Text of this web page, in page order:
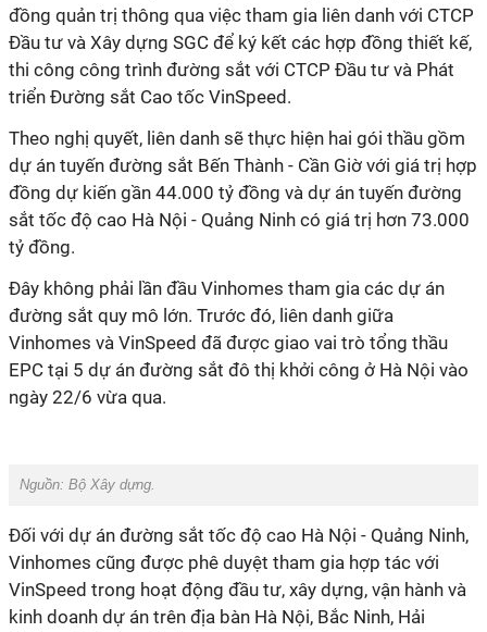
đồng quản trị thông qua việc tham gia liên danh với CTCP
Đầu tư và Xây dựng SGC để ký kết các hợp đồng thiết kế,
thi công công trình đường sắt với CTCP Đầu tư và Phát
triển Đường sắt Cao tốc VinSpeed.
Theo nghị quyết, liên danh sẽ thực hiện hai gói thầu gồm
dự án tuyến đường sắt Bến Thành - Cần Giờ với giá trị hợp
đồng dự kiến gần 44.000 tỷ đồng và dự án tuyến đường
sắt tốc độ cao Hà Nội - Quảng Ninh có giá trị hơn 73.000
tỷ đồng.
Đây không phải lần đầu Vinhomes tham gia các dự án
đường sắt quy mô lớn. Trước đó, liên danh giữa
Vinhomes và VinSpeed đã được giao vai trò tổng thầu
EPC tại 5 dự án đường sắt đô thị khởi công ở Hà Nội vào
ngày 22/6 vừa qua.
Nguồn: Bộ Xây dựng.
Đối với dự án đường sắt tốc độ cao Hà Nội - Quảng Ninh,
Vinhomes cũng được phê duyệt tham gia hợp tác với
VinSpeed trong hoạt động đầu tư, xây dựng, vận hành và
kinh doanh dự án trên địa bàn Hà Nội, Bắc Ninh, Hải